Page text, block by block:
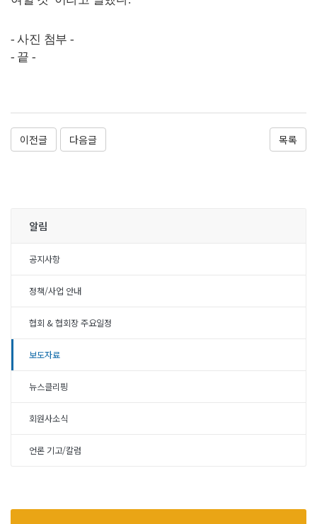
-사진 첨부 -
- 끝 -
이전글 다음글 목록
알림
공지사항
정책/사업 안내
협회 & 협회장 주요일정
보도자료
뉴스클리핑
회원사소식
언론 기고/칼럼